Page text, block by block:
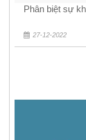
Phân biệt sự
27-12-2022